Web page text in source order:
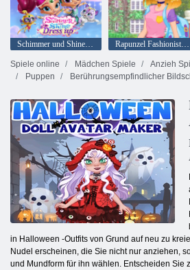
Schimmer und Shine Dress up Rapunzel Fashionista auf dem Sprung
Spiele online
Mädchen Spiele Anzieh
Puppen
Berührungsempfindlicher
in Halloween -Outfits von Grund auf neu zu
Nudel erscheinen, die Sie nicht nur anziehen,
und Mundform für ihn wählen. Entscheiden Sie